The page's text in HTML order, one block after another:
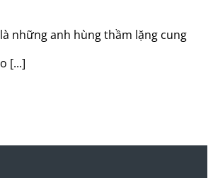
những anh hùng thầm lặng cung
[...]